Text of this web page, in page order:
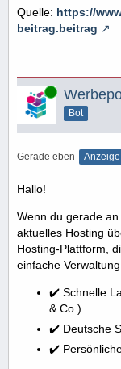
Quelle: https://
beitrag.beitrag
Online
Bot
Gerade eben Anzeige
Hallo!
Wenn du gerade
aktuelles Hosting
Hosting-Plattform,
einfache
✔️ Schnelle
& Co.)
✔️ Deutsche
✔️